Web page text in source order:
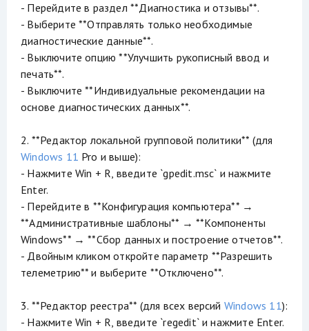
- Перейдите в раздел **Диагностика и отзывы**.
- Выберите **Отправлять только необходимые
диагностические данные**.
- Выключите опцию **Улучшить рукописный ввод и
печать**.
- Выключите **Индивидуальные рекомендации на
основе диагностических данных**.
2. **Редактор локальной групповой политики** (для
Windows 11 Pro и выше):
- Нажмите Win + R, введите `gpedit.msc` и нажмите
Enter.
- Перейдите в **Конфигурация компьютера** →
**Административные шаблоны** → **Компоненты
Windows** → **Сбор данных и построение отчетов**.
- Двойным кликом откройте параметр **Разрешить
телеметрию** и выберите **Отключено**.
3. **Редактор реестра** (для всех версий Windows 11):
- Нажмите Win + R, введите `regedit` и нажмите Enter.